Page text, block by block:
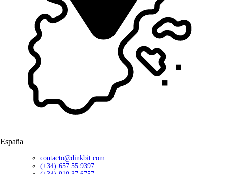
España
contacto@dinkbit.com
(+34) 657 55 9397